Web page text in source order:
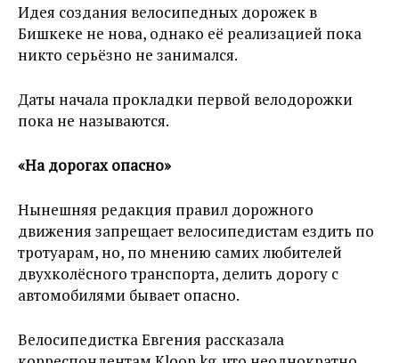
Идея создания велосипедных дорожек в
Бишкеке не нова, однако её реализацией пока
никто серьёзно не занимался.
Даты начала прокладки первой велодорожки
пока не называются.
«На дорогах опасно»
Нынешняя редакция правил дорожного
движения запрещает велосипедистам ездить по
тротуарам, но, по мнению самих любителей
двухколёсного транспорта, делить дорогу с
автомобилями бывает опасно.
Велосипедистка Евгения рассказала